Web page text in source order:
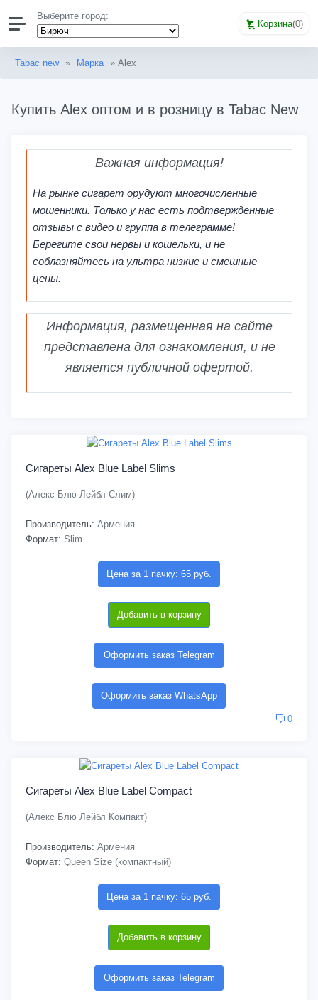
Выберите город:
Корзина(0)
Tabac new » Марка » Alex
Купить Alex оптом и в розницу в Tabac New
Важная информация!
На рынке сигарет орудуют многочисленные
мошенники. Только у нас есть подтвержденные
отзывы с видео и группа в телеграмме!
Берегите свои нервы и кошельки, и не
соблазняйтесь на ультра низкие и смешные
цены.
Информация, размещенная на сайте
представлена для ознакомления, и не
является публичной офертой.
Сигареты Alex Blue Label Slims
(Алекс Блю Лейбл Слим)
Производитель: Армения
Формат: Slim
Цена за 1 пачку: 65 руб.
Добавить в корзину
Оформить заказ Telegram
Оформить заказ WhatsApp
0
Сигареты Alex Blue Label Compact
(Алекс Блю Лейбл Компакт)
Производитель: Армения
Формат: Queen Size (компактный)
Цена за 1 пачку: 65 руб.
Добавить в корзину
Оформить заказ Telegram